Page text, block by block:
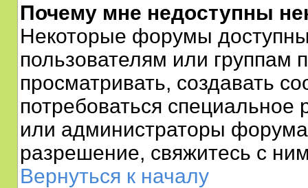
Почему мне недоступны
Некоторые форумы
пользователям или группам
просматривать, создавать
потребоваться
или администраторы форума
разрешение, свяжитесь с
Вернуться к началу